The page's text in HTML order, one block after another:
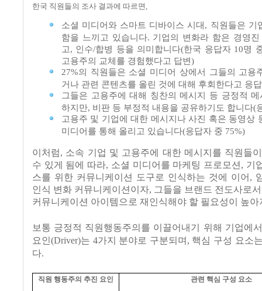
한국 직원들의 조사 결과에 따르면,
소셜 미디어와 스마트 디바이스 시대, 직원들은 기
함을 느끼고 있습니다. 기업의 변화라 함은 경영
고, 인수/합병 등을 의미합니다(한국 응답자 10명
고용주의 교체를 경험했다고 답변)
27%의 직원들은 소셜 미디어 상에서 그들의 고용
거나 관련 콘텐츠를 올린 것에 대해 후회한다고 응답
그들은 고용주에 대해 칭찬의 메시지 등 긍정적
하지만, 비판 등 부정적 내용을 공유하기도 합니다(
고용주 및 기업에 대한 메시지나 사진 혹은 동영상
미디어를 통해 올리고 있습니다(응답자 중 75%)
이처럼, 소속 기업 및 고용주에 대한 메시지를 직원들
수 있게 됨에 따라, 소셜 미디어를 마케팅 프로모션, 기
스를 위한 커뮤니케이션 도구로 인식하는 것에 이어,
인식 변화 커뮤니케이션이자, 그들을 브랜드 전도사로
커뮤니케이션 아이템으로 재인식해야 할 필요성이 높
보통 긍정적 직원행동주의를 이끌어내기 위해 기업에
요인(Driver)는 4가지 분야로 구분되며, 핵심 구성 요소
다.
직원 행동주의 추진 요인 관련 핵심 구성 요소